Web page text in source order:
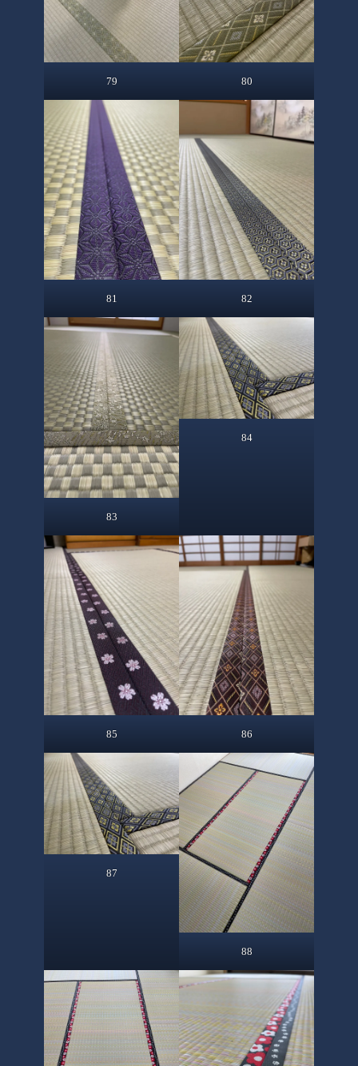
79 80
81 82
83
84
85 86
87
88